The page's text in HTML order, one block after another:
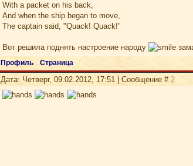
With a packet on his back,
And when the ship began to move,
The captain said, "Quack! Quack!"
Вот решила поднять настроение народу
Профиль Страница
Дата: Четверг, 09.02.2012, 17:51 | Сообщение # 2